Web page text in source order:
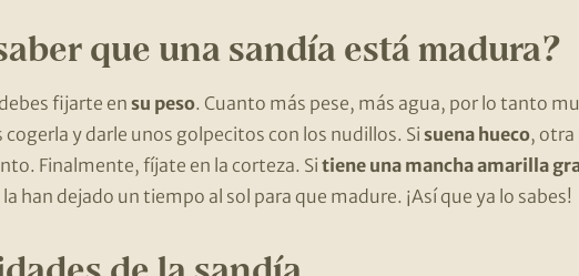
que una sandía está madura?
fijarte en su peso. Cuanto más pese, más agua, por lo tanto
y darle unos golpecitos con los nudillos. Si suena hueco, otra
Finalmente, fíjate en la corteza. Si tiene una mancha amarilla
han dejado un tiempo al sol para que madure. ¡Así que ya lo sabes!